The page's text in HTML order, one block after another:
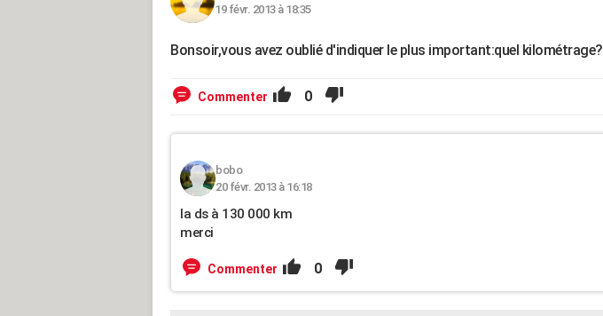
19 févr. 2013 à 18:35
Bonsoir,vous avez oublié d'indiquer le plus important:quel kilométrage?
Commenter 0
bobo
20 févr. 2013 à 16:18
la ds à 130 000 km
merci
Commenter 0